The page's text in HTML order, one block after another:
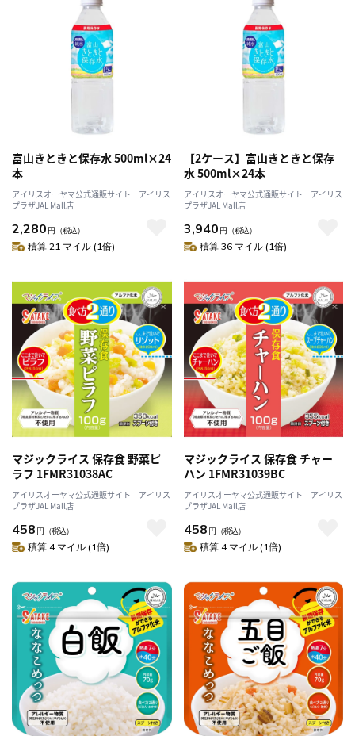
富山きときと保存水 500ml×24
本
アイリスオーヤマ公式通販サイト アイリス
プラザJAL Mall店
2,280 円 （税込）
積算 21 マイル (1倍)
【2ケース】富山きときと保存
水 500ml×24本
アイリスオーヤマ公式通販サイト アイリス
プラザJAL Mall店
3,940 円 （税込）
積算 36 マイル (1倍)
マジックライス 保存食 野菜ピ
ラフ 1FMR31038AC
アイリスオーヤマ公式通販サイト アイリス
プラザJAL Mall店
458 円 （税込）
積算 4 マイル (1倍)
マジックライス 保存食 チャー
ハン 1FMR31039BC
アイリスオーヤマ公式通販サイト アイリス
プラザJAL Mall店
458 円 （税込）
積算 4 マイル (1倍)